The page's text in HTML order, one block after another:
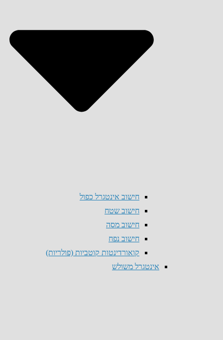
חישוב אינטגרל כפול
חישוב שטח
חישוב מסה
חישוב נפח
קואורדינטות קוטביות (פולריות)
אינטגרל משולש